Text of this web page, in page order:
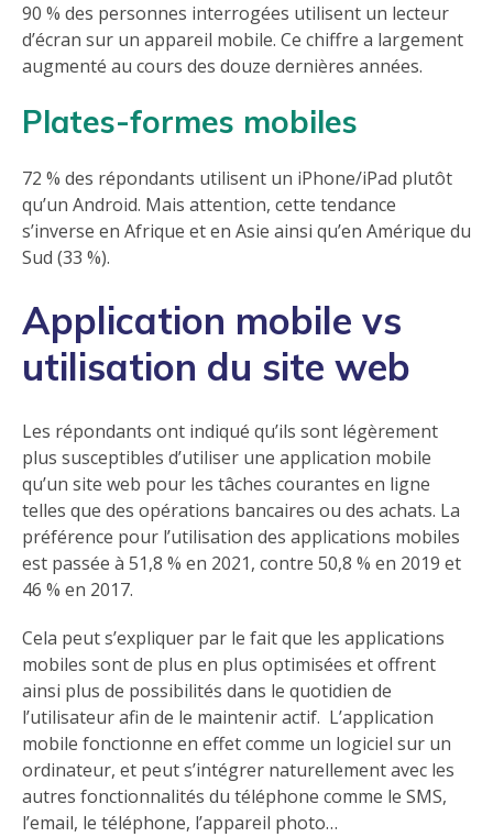
90 % des personnes interrogées utilisent un lecteur
d’écran sur un appareil mobile. Ce chiffre a largement
augmenté au cours des douze dernières années.
Plates-formes mobiles
72 % des répondants utilisent un iPhone/iPad plutôt
qu’un Android. Mais attention, cette tendance
s’inverse en Afrique et en Asie ainsi qu’en Amérique du
Sud (33 %).
Application mobile vs
utilisation du site web
Les répondants ont indiqué qu’ils sont légèrement
plus susceptibles d’utiliser une application mobile
qu’un site web pour les tâches courantes en ligne
telles que des opérations bancaires ou des achats. La
préférence pour l’utilisation des applications mobiles
est passée à 51,8 % en 2021, contre 50,8 % en 2019 et
46 % en 2017.
Cela peut s’expliquer par le fait que les applications
mobiles sont de plus en plus optimisées et offrent
ainsi plus de possibilités dans le quotidien de
l’utilisateur afin de le maintenir actif. L’application
mobile fonctionne en effet comme un logiciel sur un
ordinateur, et peut s’intégrer naturellement avec les
autres fonctionnalités du téléphone comme le SMS,
l’email, le téléphone, l’appareil photo…